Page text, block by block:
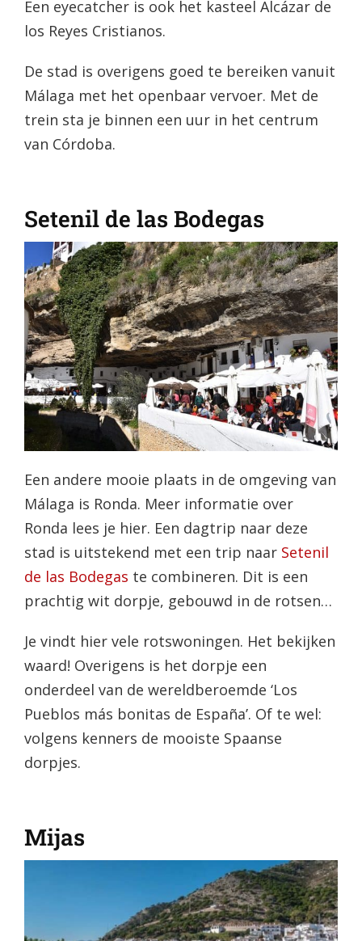
Een eyecatcher is ook het kasteel Alcázar de
los Reyes Cristianos.
De stad is overigens goed te bereiken vanuit
Málaga met het openbaar vervoer. Met de
trein sta je binnen een uur in het centrum
van Córdoba.
Setenil de las Bodegas
Een andere mooie plaats in de omgeving van
Málaga is Ronda. Meer informatie over
Ronda lees je hier. Een dagtrip naar deze
stad is uitstekend met een trip naar Setenil
de las Bodegas te combineren. Dit is een
prachtig wit dorpje, gebouwd in de rotsen…
Je vindt hier vele rotswoningen. Het bekijken
waard! Overigens is het dorpje een
onderdeel van de wereldberoemde ‘Los
Pueblos más bonitas de España’. Of te wel:
volgens kenners de mooiste Spaanse
dorpjes.
Mijas